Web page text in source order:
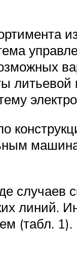
случаев
линий.
(табл. 1).